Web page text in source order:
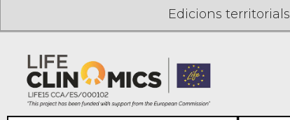
Edicions territorials